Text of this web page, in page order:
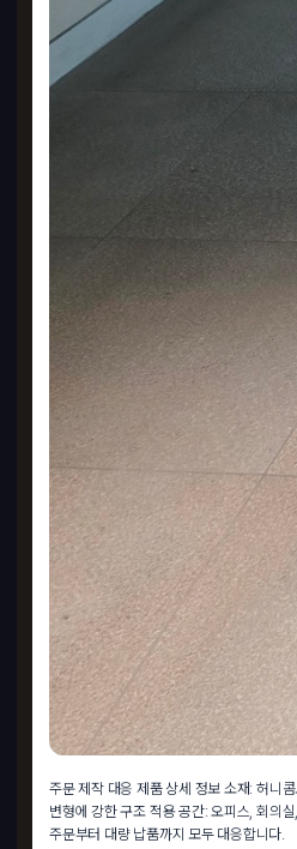
주문 제작 대응 제품 상세 정보 소재: 허니
변형에 강한 구조 적용 공간: 오피스, 회의
주문부터 대량 납품까지 모두 대응합니다.